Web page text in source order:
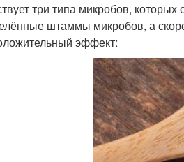
три типа микробов,
штаммы микробов, а
эффект: